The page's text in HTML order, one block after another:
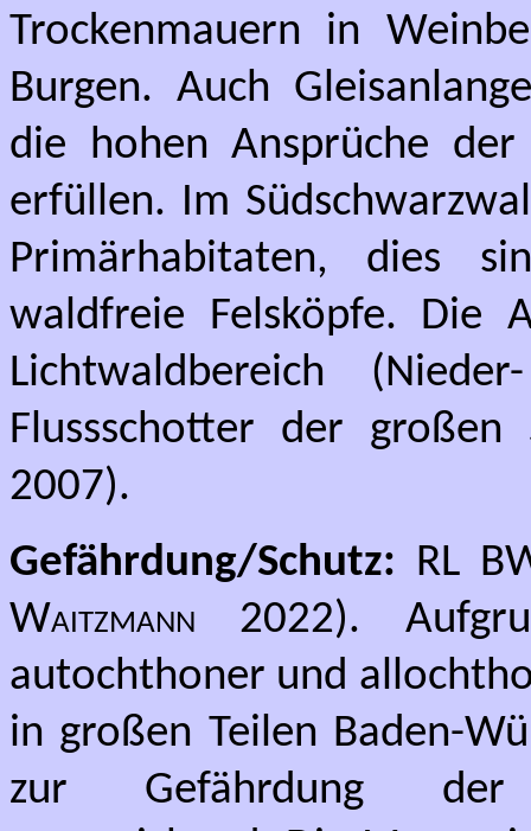
Trockenmauern in
Burgen. Auch
die hohen Ansprüche
erfüllen. Im
Primärhabitaten, dies
waldfreie Felsköpfe. Die
Lichtwaldbereich
Flussschotter der
2007).
Gefährdung/Schutz: RL
Waitzmann 2022).
autochthoner und
in großen Teilen Baden-
zur Gefährdung der